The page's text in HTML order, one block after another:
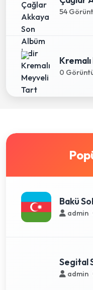
54
0
Bakü
admin
Segital
admin